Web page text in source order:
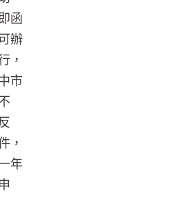
函
辦
，
市
，
年